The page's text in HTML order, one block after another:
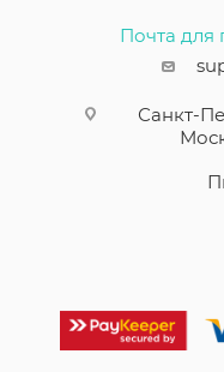
Почта для
Санкт-